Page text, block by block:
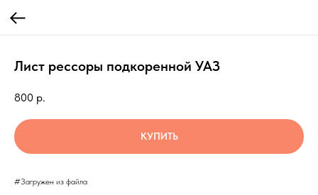
Лист рессоры подкоренной УАЗ
800 р.
КУПИТЬ
#Загружен из файла